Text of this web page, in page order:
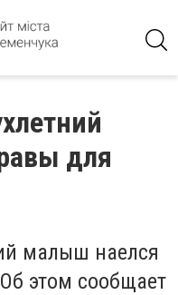
для
малыш наелся
этом сообщает